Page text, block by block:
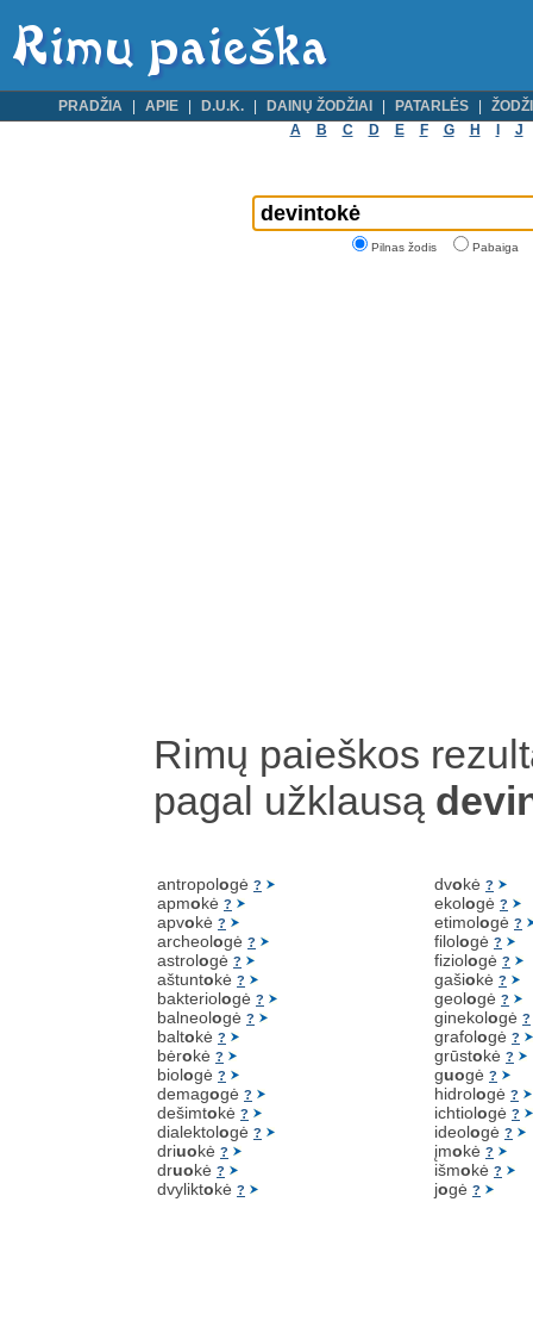
PRADŽIA APIE D.U.K. DAINŲ ŽODŽIAI PATARLĖS
A
B C D E F G H J
Pilnas žodis Pabaiga
Rimų paieškos
pagal užklausą
antropologė ?
apmokė ?
apvokė ?
archeologė ?
astrologė ?
aštuntokė ?
bakteriologė ?
balneologė ?
baltokė ?
bėrokė ?
biologė ?
demagogė ?
dešimtokė ?
dialektologė ?
driuokė ?
druokė ?
dvyliktokė ?
dvokė ?
ekologė ?
etimologė ?
filologė ?
fiziologė ?
gašiokė ?
geologė ?
ginekologė ?
grafologė ?
grūstokė ?
guogė ?
hidrologė ?
ichtiologė ?
ideologė ?
įmokė ?
išmokė ?
jogė ?